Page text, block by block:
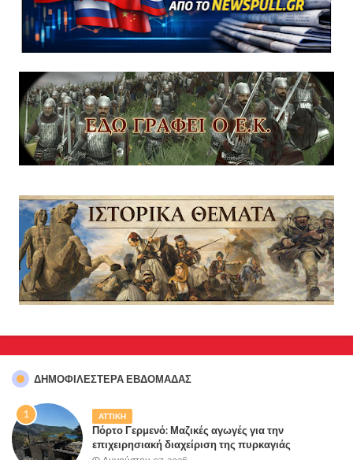
ΔΗΜΟΦΙΛΈΣΤΕΡΑ ΕΒΔΟΜΆΔΑΣ
ΑΤΤΙΚΗ
Πόρτο Γερμενό: Μαζικές αγωγές για την
επιχειρησιακή διαχείριση της πυρκαγιάς